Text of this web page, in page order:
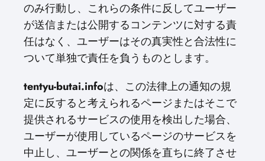
のみ行動し、これらの条件に反してユーザー
が送信または公開するコンテンツに対する責
任はなく、ユーザーはその真実性と合法性に
ついて単独で責任を負うものとします。
tentyu-butai.infoは、この法律上の通知の規
定に反すると考えられるページまたはそこで
提供されるサービスの使用を検出した場合、
ユーザーが使用しているページのサービスを
中止し、ユーザーとの関係を直ちに終了させ